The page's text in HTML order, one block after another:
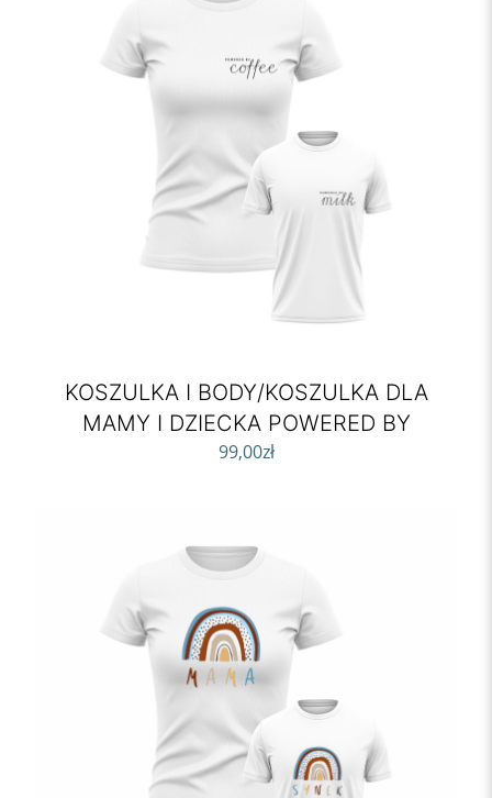
KOSZULKA I BODY/KOSZULKA DLA
MAMY I DZIECKA POWERED BY
99,00zł